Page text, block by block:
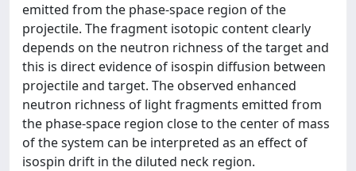
emitted from the phase-space region of the
projectile. The fragment isotopic content clearly
depends on the neutron richness of the target and
this is direct evidence of isospin diffusion between
projectile and target. The observed enhanced
neutron richness of light fragments emitted from
the phase-space region close to the center of mass
of the system can be interpreted as an effect of
isospin drift in the diluted neck region.